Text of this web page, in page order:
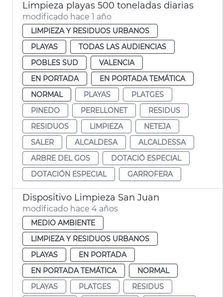
Limpieza playas 500 toneladas diarias
modificado hace 1 año
LIMPIEZA Y RESIDUOS URBANOS
PLAYAS
TODAS LAS AUDIENCIAS
POBLES SUD
VALENCIA
EN PORTADA
EN PORTADA TEMÁTICA
NORMAL
PLAYAS
PLATGES
PINEDO
PERELLONET
RESIDUS
RESIDUOS
LIMPIEZA
NETEJA
SALER
ALCALDESA
ALCALDESSA
ARBRE DEL GOS
DOTACIÓ ESPECIAL
DOTACIÓN ESPECIAL
GARROFERA
Dispositivo Limpieza San Juan
modificado hace 4 años
MEDIO AMBIENTE
LIMPIEZA Y RESIDUOS URBANOS
PLAYAS
EN PORTADA
EN PORTADA TEMÁTICA
NORMAL
PLAYAS
PLATGES
RESIDUS